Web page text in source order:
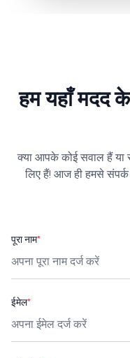
हम यहाँ मदद
क्या आपके कोई सवाल हैं या
लिए हैं! आज ही हमसे
पूरा नाम*
ईमेल*